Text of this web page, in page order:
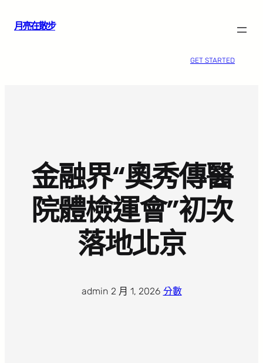
月亮在散步
GET STARTED
金融界“奧秀傳醫
院體檢運會”初次
落地北京
admin· 2 月 1, 2026· 分數